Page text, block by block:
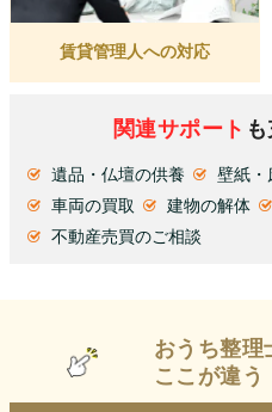
賃貸管理人への対応
関連サポート
遺品・仏壇の供養 壁紙・
車両の買取
建物の解体
不動産売買のご相談
おうち整理
ここが違う